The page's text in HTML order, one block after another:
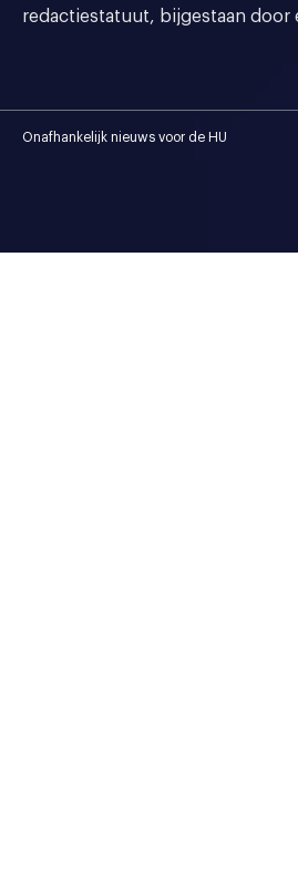
redactiestatuut, bijgestaan door
Onafhankelijk nieuws voor de HU